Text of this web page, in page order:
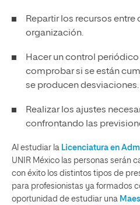
Repartir los recursos entre
organización.
Hacer un control
comprobar si se están
se producen desviaciones.
Realizar los ajustes
confrontando las
Al estudiar la Licenciatura en
UNIR México las personas serán
con éxito los distintos tipos de
para profesionistas ya formados
oportunidad de estudiar una